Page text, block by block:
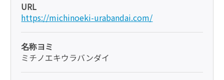
URL
https://michinoeki-urabandai.com/
名称ヨミ
ミチノエキウラバンダイ